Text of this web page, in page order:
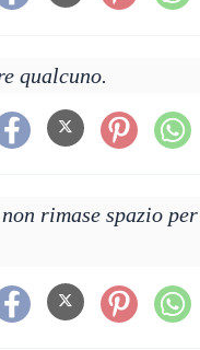
qualcuno.
rimase spazio per